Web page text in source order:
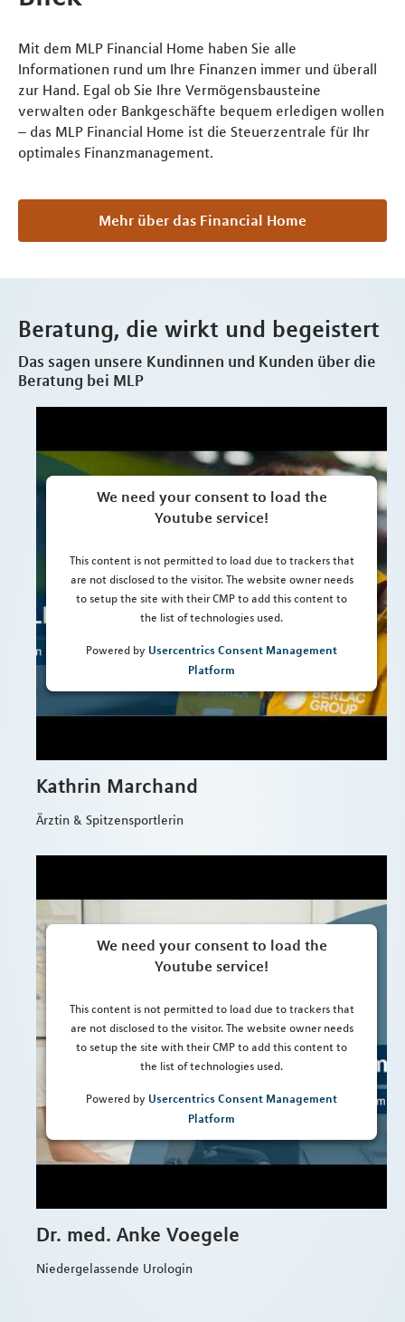
Mit dem MLP Financial Home haben Sie alle
Informationen rund um Ihre Finanzen immer und überall
zur Hand. Egal ob Sie Ihre Vermögensbausteine
verwalten oder Bankgeschäfte bequem erledigen wollen
– das MLP Financial Home ist die Steuerzentrale für Ihr
optimales Finanzmanagement.
Mehr über das Financial Home
Beratung, die wirkt und begeistert
Das sagen unsere Kundinnen und Kunden über die
Beratung bei MLP
We need your consent to load the
Youtube service!
This content is not permitted to load due to trackers that
are not disclosed to the visitor. The website owner needs
to setup the site with their CMP to add this content to
the list of technologies used.
Powered by Usercentrics Consent Management
Platform
Kathrin Marchand
Ärztin & Spitzensportlerin
We need your consent to load the
Youtube service!
This content is not permitted to load due to trackers that
are not disclosed to the visitor. The website owner needs
to setup the site with their CMP to add this content to
the list of technologies used.
Powered by Usercentrics Consent Management
Platform
Dr. med. Anke Voegele
Niedergelassende Urologin